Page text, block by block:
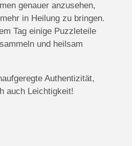
genauer anzusehen,
in Heilung zu bringen.
Tag einige Puzzleteile
und heilsam
Authentizität,
auch Leichtigkeit!